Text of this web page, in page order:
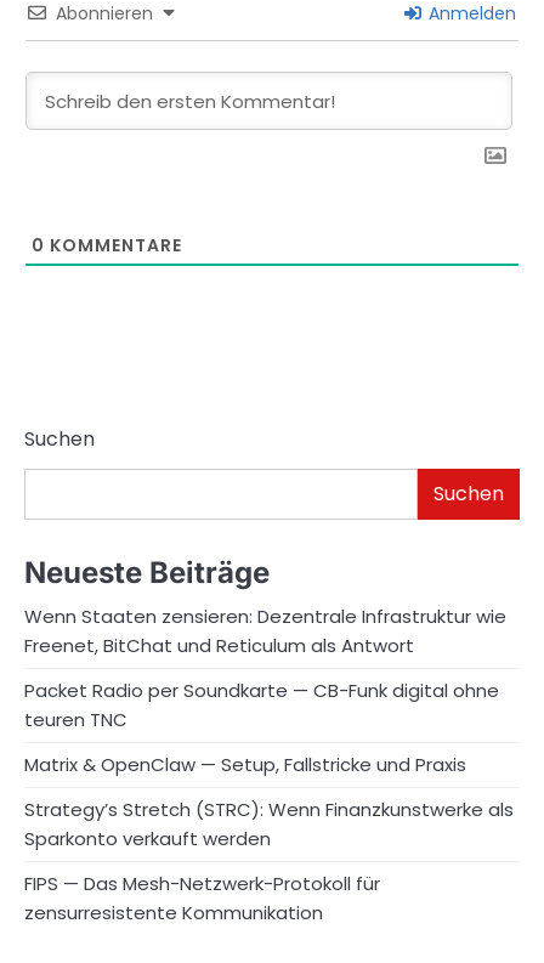
Abonnieren Anmelden
0 KOMMENTARE
Suchen
Suchen
Neueste Beiträge
Wenn Staaten zensieren: Dezentrale Infrastruktur wie
Freenet, BitChat und Reticulum als Antwort
Packet Radio per Soundkarte — CB-Funk digital ohne
teuren TNC
Matrix & OpenClaw — Setup, Fallstricke und Praxis
Strategy’s Stretch (STRC): Wenn Finanzkunstwerke als
Sparkonto verkauft werden
FIPS — Das Mesh-Netzwerk-Protokoll für
zensurresistente Kommunikation